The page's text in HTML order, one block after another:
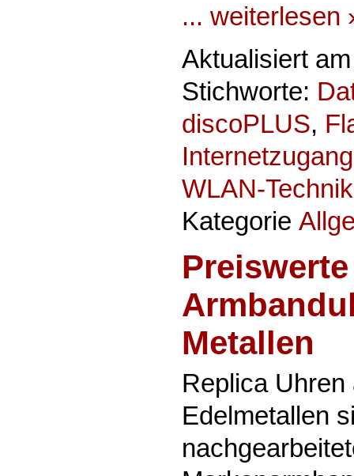
... weiterlesen
Aktualisiert
Stichworte:
discoPLUS,
Internetzugang
WLAN-Technik
Kategorie
Preiswerte
Metallen
Replica
Edelmetallen